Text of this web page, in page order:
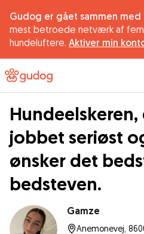
Gudog er gået sammen med
mest betroede netværk af
hundeluftere. Aktiver min
jobbet seriøst
ønsker det
bedsteven.
Gamze
Anemonevej,